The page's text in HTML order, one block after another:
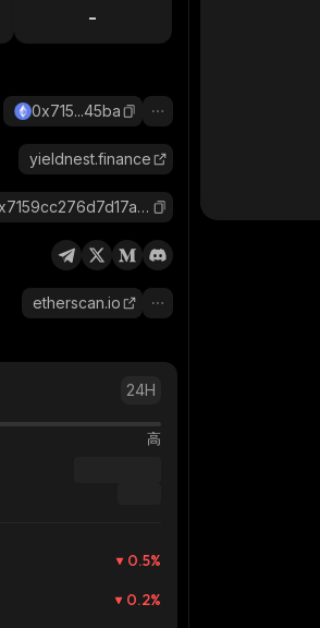
-
0x715...45ba
yieldnest.finance
0x7159cc276d7d17ab4b3beb19959e1f39368a45ba_ethereum
etherscan.io
24H
高
0.5%
0.2%